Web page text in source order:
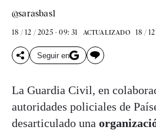
@sarasbas1
18 / 12 / 2025 - 09: 31 ACTUALIZADO 18 /
Seguir en
La Guardia Civil, en
autoridades policiales de
desarticulado una